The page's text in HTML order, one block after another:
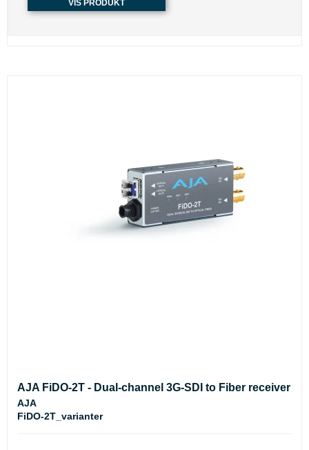
VIS PRODUKT
AJA FiDO-2T - Dual-channel 3G-SDI to Fiber receiver
AJA
FiDO-2T_varianter